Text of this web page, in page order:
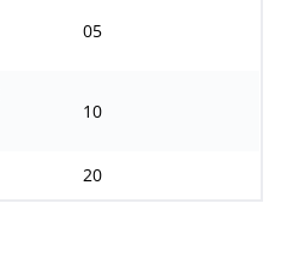
05
10
20